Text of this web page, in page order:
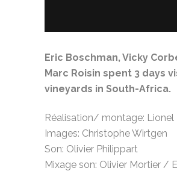
Eric Boschman, Vicky
Marc Roisin spent 3 days
vineyards in South-Africa.
Réalisation/ montage: Lionel
Images: Christophe Wirtgen
Son: Olivier Philippart
Mixage son: Olivier Mortier /